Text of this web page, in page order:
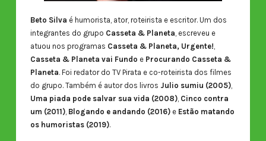
Beto Silva é humorista, ator, roteirista e escritor. Um dos
integrantes do grupo Casseta & Planeta , escreveu e
atuou nos programas Casseta & Planeta, Urgente!
Casseta & Planeta vai Fundo e Procurando Casseta &
Planeta. Foi redator do TV Pirata e co-roteirista dos filmes
do grupo. Também é autor dos livros Julio sumiu (2005),
Uma piada pode salvar sua vida (2008), Cinco contra
um (2011), Blogando e andando (2016)e Estão matando
os humoristas (2019).